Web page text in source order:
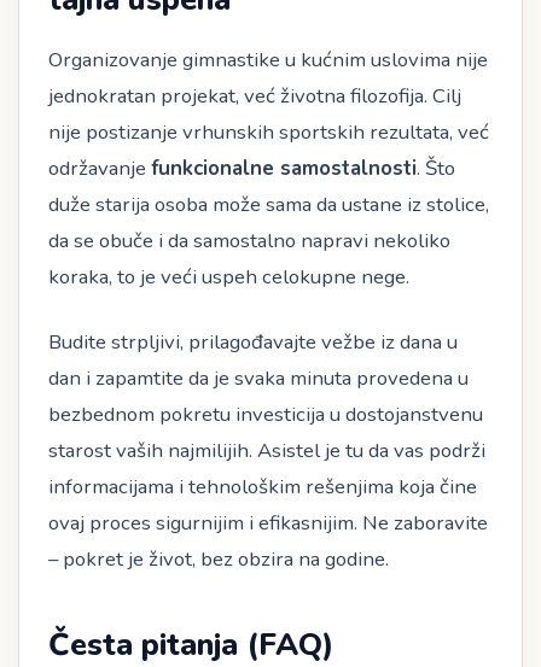
Organizovanje gimnastike u kućnim uslovima nije
jednokratan projekat, već životna filozofija. Cilj
nije postizanje vrhunskih sportskih rezultata, već
održavanje funkcionalne samostalnosti. Što
duže starija osoba može sama da ustane iz stolice,
da se obuče i da samostalno napravi nekoliko
koraka, to je veći uspeh celokupne nege.
Budite strpljivi, prilagođavajte vežbe iz dana u
dan i zapamtite da je svaka minuta provedena u
bezbednom pokretu investicija u dostojanstvenu
starost vaših najmilijih. Asistel je tu da vas podrži
informacijama i tehnološkim rešenjima koja čine
ovaj proces sigurnijim i efikasnijim. Ne zaboravite
– pokret je život, bez obzira na godine.
Česta pitanja (FAQ)